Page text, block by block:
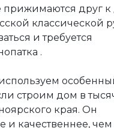
друг к
классической
и требуется
.
строим дом в
края. Он
и качественнее, чем